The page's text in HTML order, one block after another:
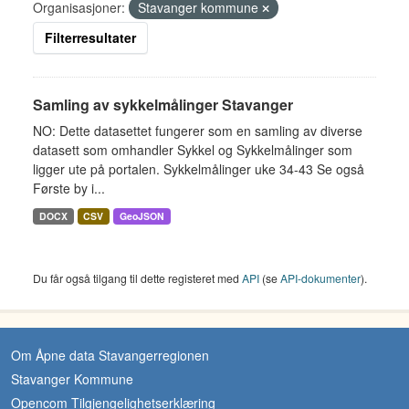
Organisasjoner:
Stavanger kommune
Filterresultater
Samling av sykkelmålinger Stavanger
NO: Dette datasettet fungerer som en samling av diverse
datasett som omhandler Sykkel og Sykkelmålinger som
ligger ute på portalen. Sykkelmålinger uke 34-43 Se også
Første by i...
DOCX CSV GeoJSON
Du får også tilgang til dette registeret med API (seAPI-dokumenter).
Om Åpne data Stavangerregionen
Stavanger Kommune
Opencom Tilgjengelighetserklæring